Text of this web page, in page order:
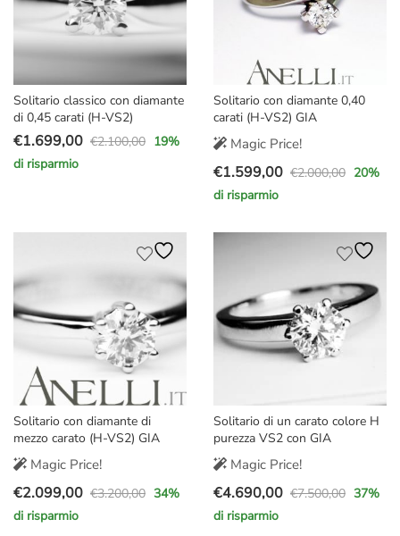
Solitario classico con diamante
di 0,45 carati (H-VS2)
€2.100,00
Il
prezzo
€1.699,00
Il
prezzo
19%
di risparmio
Solitario con diamante 0,40
carati (H-VS2) GIA
Magic Price!
€2.000,00
Il
prezzo
€1.599,00
Il
prezzo
20%
di risparmio
Solitario con diamante di
mezzo carato (H-VS2) GIA
Magic Price!
€3.200,00
Il
prezzo
€2.099,00
Il
prezzo
34%
di risparmio
Solitario di un carato colore H
purezza VS2 con GIA
Magic Price!
€7.500,00
Il
prezzo
€4.690,00
Il
prezzo
37%
di risparmio